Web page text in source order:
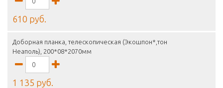
610 руб.
Доборная планка, телескопическая (Экошпон*,тон
Неаполь), 200*08*2070мм
1 135 руб.